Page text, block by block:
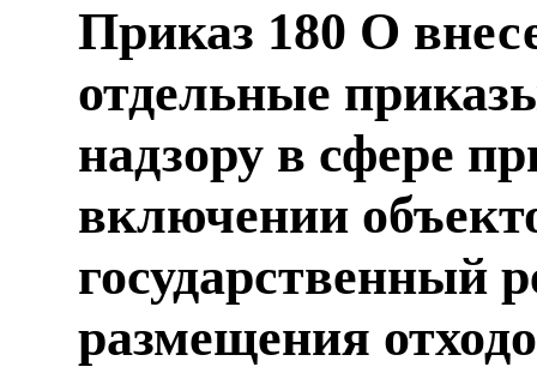
Приказ 180 О
отдельные
надзору в сфере
включении
государственный
размещения